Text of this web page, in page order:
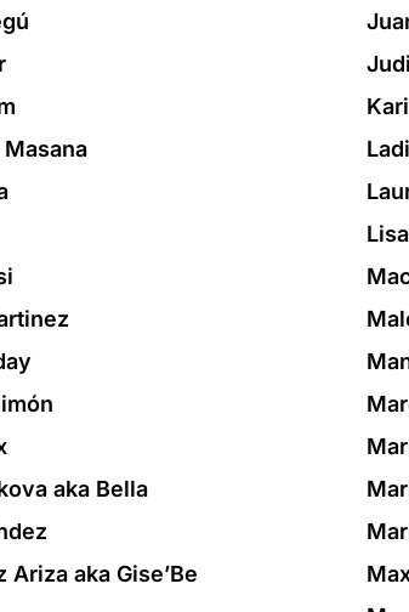
aka Bella
Ariza aka Gise’Be